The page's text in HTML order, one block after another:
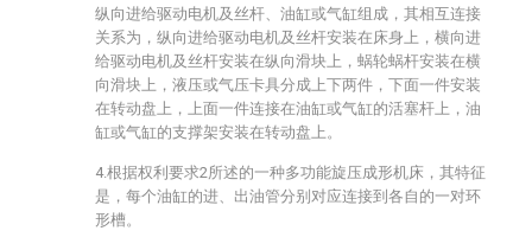
纵向进给驱动电机及丝杆、油缸或气缸组成，其相互连接
关系为，纵向进给驱动电机及丝杆安装在床身上，横向进
给驱动电机及丝杆安装在纵向滑块上，蜗轮蜗杆安装在横
向滑块上，液压或气压卡具分成上下两件，下面一件安装
在转动盘上，上面一件连接在油缸或气缸的活塞杆上，油
缸或气缸的支撑架安装在转动盘上。
4.根据权利要求2所述的一种多功能旋压成形机床，其特征
是，每个油缸的进、出油管分别对应连接到各自的一对环
形槽。